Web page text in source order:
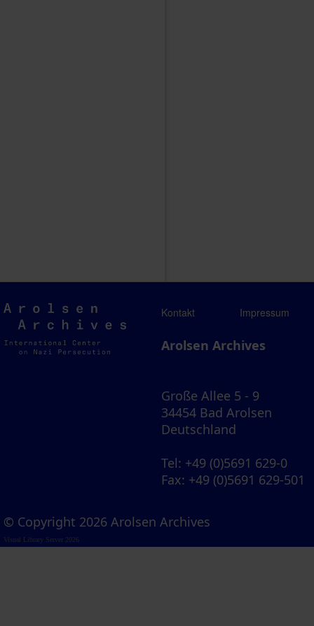
Arolsen
Archives
Kontakt Impressum
Arolsen Archives
Große Allee 5 - 9
34454 Bad Arolsen
Deutschland
Tel: +49 (0)5691 629-0
Fax: +49 (0)5691 629-501
© Copyright 2026 Arolsen Archives
Visual Library Server 2026